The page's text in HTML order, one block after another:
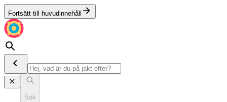
Fortsätt till huvudinnehåll
Sök